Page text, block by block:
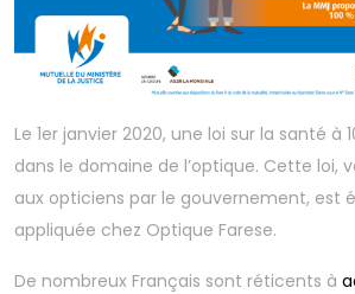
Le 1er janvier 2020, une loi sur la santé à
dans le domaine de l’optique. Cette loi,
aux opticiens par le gouvernement, est
appliquée chez Optique Farese.
De nombreux Français sont réticents à